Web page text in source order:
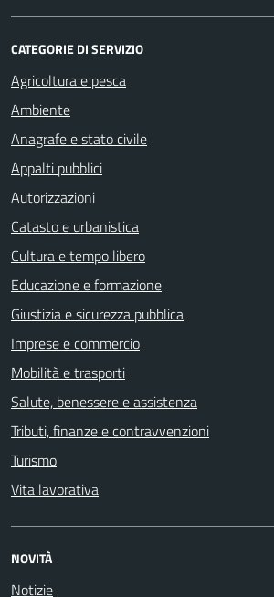
CATEGORIE DI SERVIZIO
Agricoltura e pesca
Ambiente
Anagrafe e stato civile
Appalti pubblici
Autorizzazioni
Catasto e urbanistica
Cultura e tempo libero
Educazione e formazione
Giustizia e sicurezza pubblica
Imprese e commercio
Mobilità e trasporti
Salute, benessere e assistenza
Tributi, finanze e contravvenzioni
Turismo
Vita lavorativa
NOVITÀ
Notizie